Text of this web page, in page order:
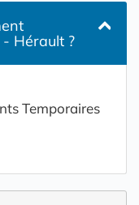
Hérault ?
Temporaires